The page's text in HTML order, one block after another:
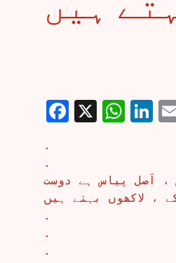
Facebook
X
.
.
، اَصل پیاس ہے دوست
، لاکھوں بہتے ہیں
.
.
.